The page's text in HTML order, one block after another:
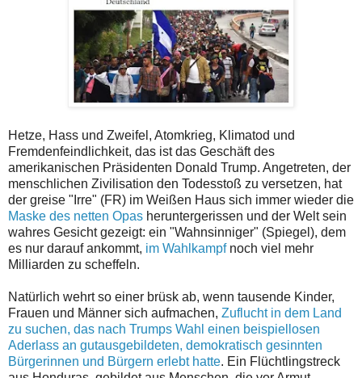
Hetze, Hass und Zweifel, Atomkrieg, Klimatod und
Fremdenfeindlichkeit, das ist das Geschäft des
amerikanischen Präsidenten Donald Trump. Angetreten, der
menschlichen Zivilisation den Todesstoß zu versetzen, hat
der greise "Irre" (FR) im Weißen Haus sich immer wieder die
Maske des netten Opas heruntergerissen und der Welt sein
wahres Gesicht gezeigt: ein "Wahnsinniger" (Spiegel), dem
es nur darauf ankommt, im Wahlkampf noch viel mehr
Milliarden zu scheffeln.
Natürlich wehrt so einer brüsk ab, wenn tausende Kinder,
Frauen und Männer sich aufmachen, Zuflucht in dem Land
zu suchen, das nach Trumps Wahl einen beispiellosen
Aderlass an gutausgebildeten, demokratisch gesinnten
Bürgerinnen und Bürgern erlebt hatte. Ein Flüchtlingstreck